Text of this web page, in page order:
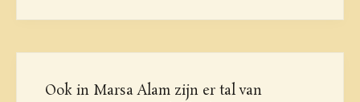
Ook in Marsa Alam zijn er tal van